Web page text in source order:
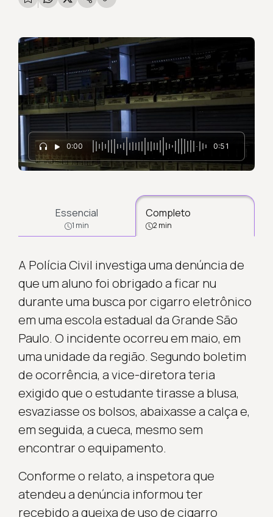
0:00 0:51
Essencial
1 min
Completo
2 min
A Polícia Civil investiga uma denúncia de
que um aluno foi obrigado a ficar nu
durante uma busca por cigarro eletrônico
em uma escola estadual da Grande São
Paulo. O incidente ocorreu em maio, em
uma unidade da região. Segundo boletim
de ocorrência, a vice-diretora teria
exigido que o estudante tirasse a blusa,
esvaziasse os bolsos, abaixasse a calça e,
em seguida, a cueca, mesmo sem
encontrar o equipamento.
Conforme o relato, a inspetora que
atendeu a denúncia informou ter
recebido a queixa de uso de cigarro